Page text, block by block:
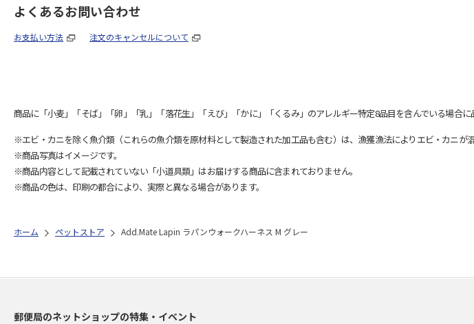
よくあるお問い合わせ
お支払い方法 注文のキャンセルについて
商品に「小麦」「そば」「卵」「乳」「落花生」「えび」「かに」「くるみ」のアレルギー特定8品目を含んでいる場合に
※エビ・カニを除く魚介類（これらの魚介類を原材料として製造された加工品も含む）は、漁獲漁法によりエビ・カニ
※商品写真はイメージです。
※商品内容として記載されていない「小道具類」はお届けする商品に含まれておりません。
※商品の色は、印刷の都合により、実際と異なる場合があります。
ホーム ペットストア Add.Mate Lapin ラパンウォークハーネス M グレー
郵便局のネットショップの特集・イベント